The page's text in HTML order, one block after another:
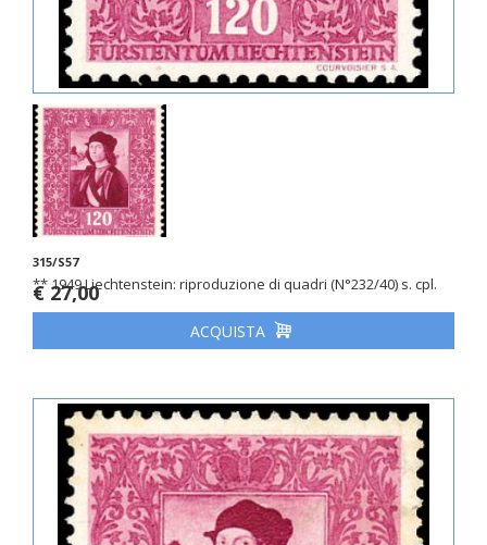
315/S57
** 1949 Liechtenstein: riproduzione di quadri (N°232/40) s. cpl.
€ 27,00
ACQUISTA